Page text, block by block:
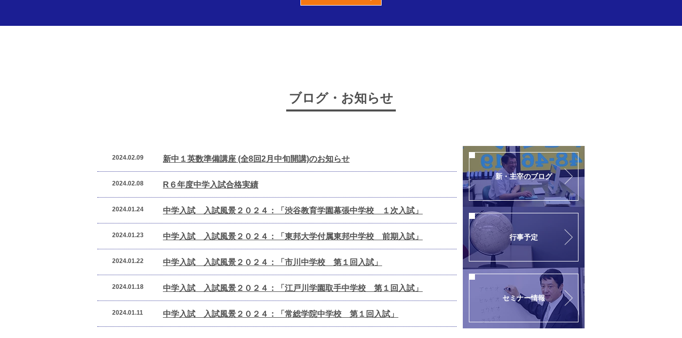
ブログ・お知らせ
2024.02.09 新中１英数準備講座 (全8回2月中旬開講)のお知らせ
2024.02.08 R６年度中学入試合格実績
2024.01.24 中学入試 入試風景２０２４：「渋谷教育学園幕張中学校 １次入試」
2024.01.23 中学入試 入試風景２０２４：「東邦大学付属東邦中学校 前期入試」
2024.01.22 中学入試 入試風景２０２４：「市川中学校 第１回入試」
2024.01.18 中学入試 入試風景２０２４：「江戸川学園取手中学校 第１回入試」
2024.01.11 中学入試 入試風景２０２４：「常総学院中学校 第１回入試」
新・主宰のブログ
行事予定
セミナー情報